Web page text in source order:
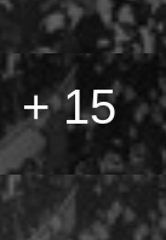
+ 15